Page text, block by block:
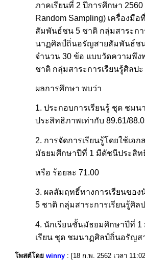
ภาคเรียนที่ 2 ปีการศึกษา
Random Sampling) เครื่อง
สัมพันธ์ชน 5 ชาติ กลุ่มสาระกา
นาฏศิลป์ถิ่นอรัญสายสัมพันธ์ชน
จำนวน 30 ข้อ แบบวัดความพึ
ชาติ กลุ่มสาระการเรียนรู้ศิลป
ผลการศึกษา พบว่า
1. ประกอบการเรียนรู้ ชุด ชม
ประสิทธิภาพเท่ากับ 89.61/
2. การจัดการเรียนรู้โดยใช้เ
มัธยมศึกษาปีที่ 1 มีดัชนีประสิท
หรือ ร้อยละ 71.00
3. ผลสัมฤทธิ์ทางการเรียนขอ
5 ชาติ กลุ่มสาระการเรียนรู้ศิ
4. นักเรียนชั้นมัธยมศึกษาปีที่ 1
เรียน ชุด ชมนาฏศิลป์ถิ่นอรัญ
โพสต์โดย winny : [18 ก.พ. 2562 เวลา